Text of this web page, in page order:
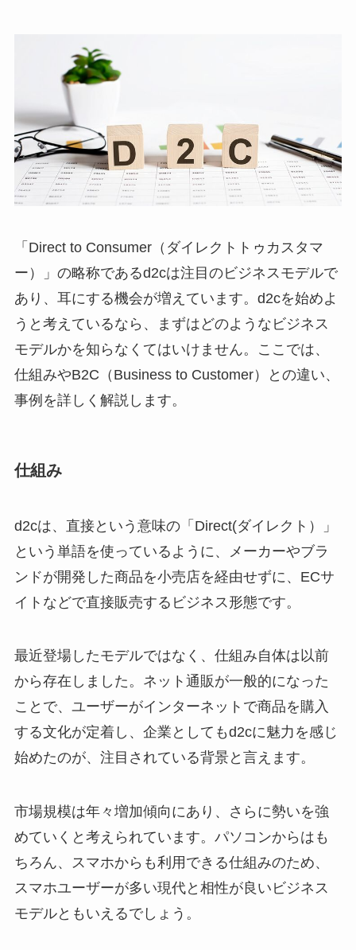
「Direct to Consumer（ダイレクトトゥカスタマ
ー）」の略称であるd2cは注目のビジネスモデルで
あり、耳にする機会が増えています。d2cを始めよ
うと考えているなら、まずはどのようなビジネス
モデルかを知らなくてはいけません。ここでは、
仕組みやB2C（Business to Customer）との違い、
事例を詳しく解説します。
仕組み
d2cは、直接という意味の「Direct(ダイレクト）」
という単語を使っているように、メーカーやブラ
ンドが開発した商品を小売店を経由せずに、ECサ
イトなどで直接販売するビジネス形態です。
最近登場したモデルではなく、仕組み自体は以前
から存在しました。ネット通販が一般的になった
ことで、ユーザーがインターネットで商品を購入
する文化が定着し、企業としてもd2cに魅力を感じ
始めたのが、注目されている背景と言えます。
市場規模は年々増加傾向にあり、さらに勢いを強
めていくと考えられています。パソコンからはも
ちろん、スマホからも利用できる仕組みのため、
スマホユーザーが多い現代と相性が良いビジネス
モデルともいえるでしょう。